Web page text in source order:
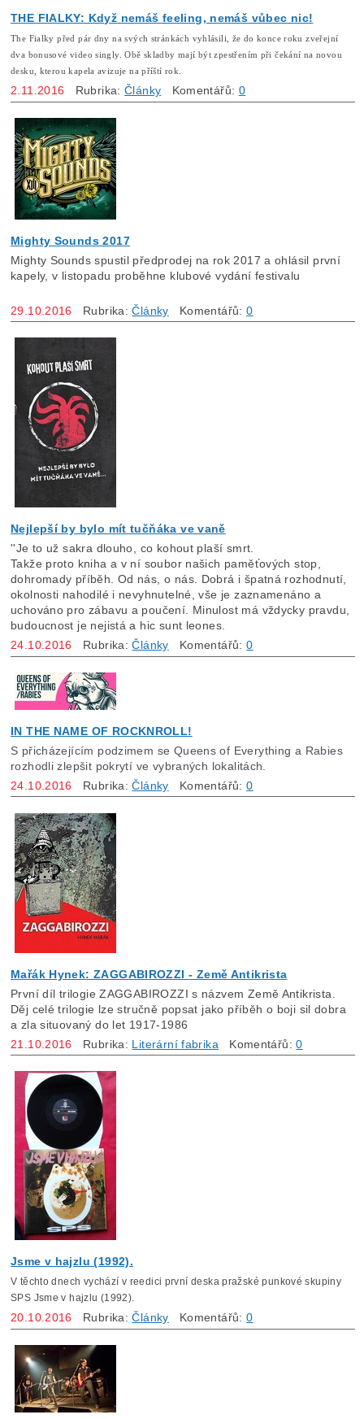
THE FIALKY: Když nemáš feeling, nemáš vůbec nic!
The Fialky před pár dny na svých stránkách vyhlásili, že do konce roku zveřejní
dva bonusové video singly. Obě skladby mají být zpestřením při čekání na novou
desku, kterou kapela avizuje na příští rok.
2.11.2016 Rubrika:Články Komentářů: 0
Mighty Sounds 2017
Mighty Sounds spustil předprodej na rok 2017 a ohlásil první
kapely, v listopadu proběhne klubové vydání festivalu
29.10.2016 Rubrika:Články Komentářů:0
Nejlepší by bylo mít tučňáka ve vaně
''Je to už sakra dlouho, co kohout plaší smrt.
Takže proto kniha a v ní soubor našich paměťových stop,
dohromady příběh. Od nás, o nás. Dobrá i špatná rozhodnutí,
okolnosti nahodilé i nevyhnutelné, vše je zaznamenáno a
uchováno pro zábavu a poučení. Minulost má vždycky pravdu,
budoucnost je nejistá a hic sunt leones.
24.10.2016
Rubrika:Články Komentářů:0
IN THE NAME OF ROCKNROLL!
S přicházejícím podzimem se Queens of Everything a Rabies
rozhodli zlepšit pokrytí ve vybraných lokalitách.
24.10.2016
Rubrika:Články Komentářů:0
Mařák Hynek: ZAGGABIROZZI - Země Antikrista
První díl trilogie ZAGGABIROZZI s názvem Země Antikrista.
Děj celé trilogie lze stručně popsat jako příběh o boji sil dobra
a zla situovaný do let 1917-1986
21.10.2016
Rubrika: Literární fabrika Komentářů:0
Jsme v hajzlu (1992).
V těchto dnech vychází v reedici první deska pražské punkové skupiny
SPS Jsme v hajzlu (1992).
20.10.2016 Rubrika:Články Komentářů:0